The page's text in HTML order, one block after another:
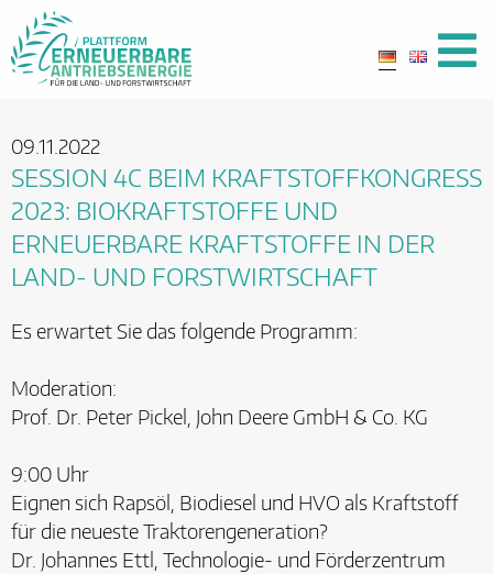
09.11.2022
SESSION 4C BEIM KRAFTSTOFFKONGRESS
2023: BIOKRAFTSTOFFE UND
ERNEUERBARE KRAFTSTOFFE IN DER
LAND- UND FORSTWIRTSCHAFT
Es erwartet Sie das folgende Programm:
Moderation:
Prof. Dr. Peter Pickel, John Deere GmbH & Co. KG
9:00 Uhr
Eignen sich Rapsöl, Biodiesel und HVO als Kraftstoff
für die neueste Traktorengeneration?
Dr. Johannes Ettl, Technologie- und Förderzentrum